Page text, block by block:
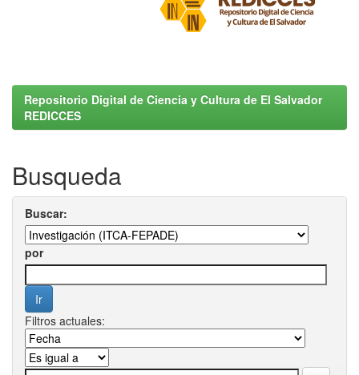
Repositorio Digital de Ciencia y Cultura de El Salvador
REDICCES
Busqueda
Buscar:
por
Filtros actuales: